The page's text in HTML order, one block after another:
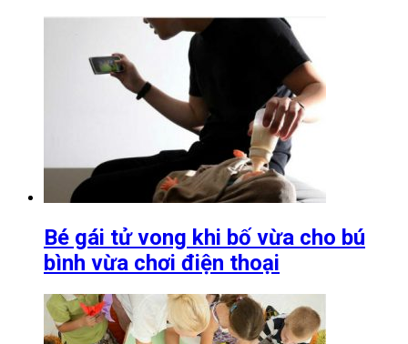
Bé gái tử vong khi bố vừa cho bú
bình vừa chơi điện thoại